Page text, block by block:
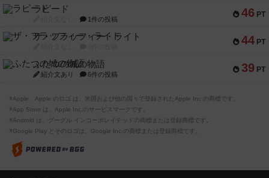
46 PT
ラピード
1件の投稿
44 PT
ザ・フラッフィー・ライト
39 PT
ふたつの城の物語
紹介文あり 6件の投稿
※Apple、Apple のロゴ は、米国および他の国々で登録されたApple Inc.の商標です。
※App Store は、Apple Inc.のサービスマークです。
※Android は、グーグル インコーポレイテッドの商標または登録商標です。
※Google Play とそのロゴは、Google Inc.の商標または登録商標です。